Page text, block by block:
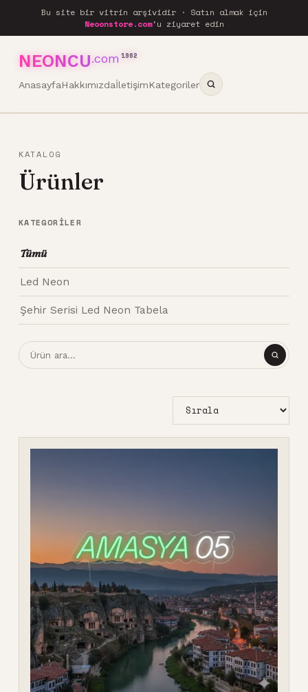
Bu site bir vitrin arşividir · Satın almak için
Neoonstore.com'u ziyaret edin
NEONCU.com 1962
AnasayfaHakkımızdaİletişimKategoriler
KATALOG
Ürünler
KATEGORILER
Tümü
Led Neon
Şehir Serisi Led Neon Tabela